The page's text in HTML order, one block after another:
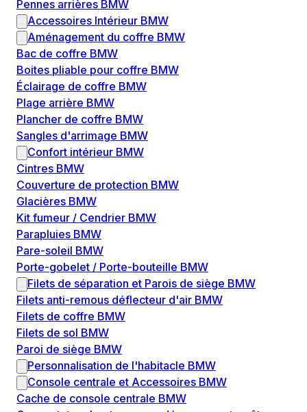
Pennes arrières BMW
Accessoires Intérieur BMW
Aménagement du coffre BMW
Bac de coffre BMW
Boites pliable pour coffre BMW
Éclairage de coffre BMW
Plage arrière BMW
Plancher de coffre BMW
Sangles d'arrimage BMW
Confort intérieur BMW
Cintres BMW
Couverture de protection BMW
Glacières BMW
Kit fumeur / Cendrier BMW
Parapluies BMW
Pare-soleil BMW
Porte-gobelet / Porte-bouteille BMW
Filets de séparation et Parois de siège BMW
Filets anti-remous déflecteur d'air BMW
Filets de coffre BMW
Filets de sol BMW
Paroi de siège BMW
Personnalisation de l'habitacle BMW
Console centrale et Accessoires BMW
Cache de console centrale BMW